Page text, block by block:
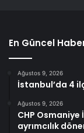
En Güncel
Ağustos 9, 2026
İstanbul’da 4
Ağustos 9, 2026
CHP Osmaniye
ayrımcılık